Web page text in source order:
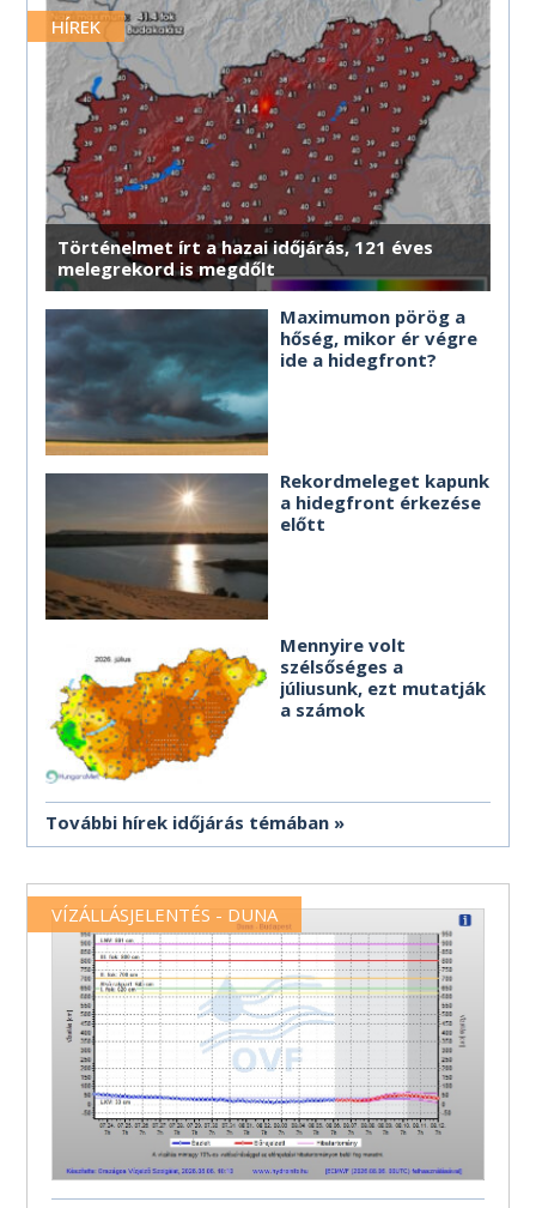
merre érdemes haladnod.
MÉG TÖBB HOROSZKÓP
MÉG TÖBB HOROSZKÓP
MÉG TÖBB HOROSZKÓP
MÉG TÖBB HOROSZKÓP
MÉG TÖBB HOROSZKÓP
MÉG TÖBB HOROSZKÓP
MÉG TÖBB HOROSZKÓP
MÉG TÖBB HOROSZKÓP
MÉG TÖBB HOROSZKÓP
MÉG TÖBB HOROSZKÓP
MÉG TÖBB HOROSZKÓP
HÍREK
Történelmet írt a hazai időjárás, 121 éves
melegrekord is megdőlt
Maximumon pörög a
hőség, mikor ér végre
ide a hidegfront?
Rekordmeleget kapunk
a hidegfront érkezése
előtt
Mennyire volt
szélsőséges a
júliusunk, ezt mutatják
a számok
További hírek időjárás témában
VÍZÁLLÁSJELENTÉS - DUNA